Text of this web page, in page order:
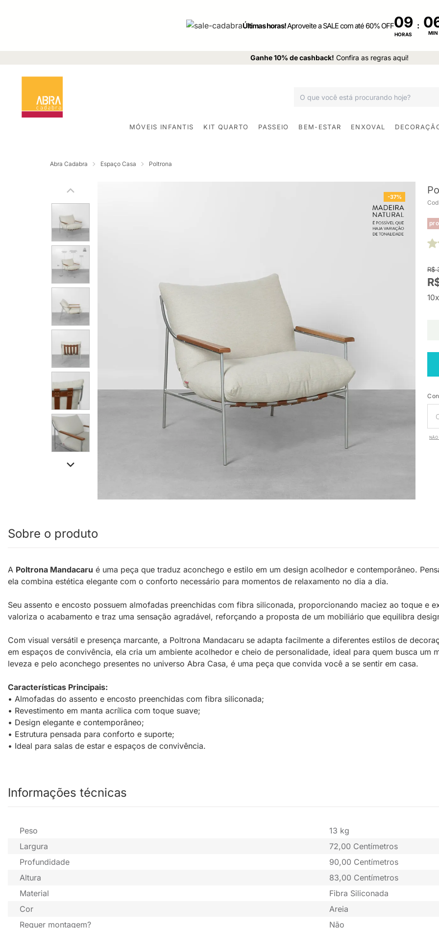
Últimas horas!Aproveite a SALE com até 60% OFF09
HORAS
:
MIN
Ganhe 10% de cashback! Confira as regras aqui!
MÓVEIS INFANTIS KIT QUARTO PASSEIO BEM-ESTAR ENXOVAL
Abra Cadabra Espaço Casa Poltrona
-37%
R$
NÃO
Sobre o produto
A Poltrona Mandacaru é uma peça que traduz aconchego e estilo em um design acolhedor e contemporâneo.
ela combina estética elegante com o conforto necessário para momentos de relaxamento no dia a dia.
Seu assento e encosto possuem almofadas preenchidas com fibra siliconada, proporcionando maciez ao toque e
valoriza o acabamento e traz uma sensação agradável, reforçando a proposta de um mobiliário que equilibra
Com visual versátil e presença marcante, a Poltrona Mandacaru se adapta facilmente a diferentes estilos de
em espaços de convivência, ela cria um ambiente acolhedor e cheio de personalidade, ideal para quem busca um
leveza e pelo aconchego presentes no universo Abra Casa, é uma peça que convida você a se sentir em casa.
Características Principais:
• Almofadas do assento e encosto preenchidas com fibra siliconada;
• Revestimento em manta acrílica com toque suave;
• Design elegante e contemporâneo;
• Estrutura pensada para conforto e suporte;
• Ideal para salas de estar e espaços de convivência.
Informações técnicas
Peso
13 kg
Largura
72,00 Centímetros
Profundidade
90,00 Centímetros
Altura
83,00 Centímetros
Material
Fibra Siliconada
Cor
Areia
Requer montagem?
Não